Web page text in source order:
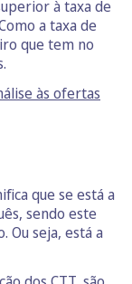
à taxa de
a taxa de
que tem no
às ofertas
que se está a
sendo este
seja, está a